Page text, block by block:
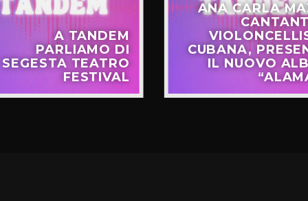
A TANDEM
PARLIAMO DI
SEGESTA TEATRO
FESTIVAL
ANA CARLA
CUBANA,
IL NUOVO